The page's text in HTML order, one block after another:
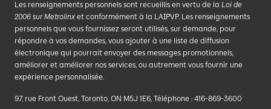
Les renseignements personnels sont recueillis en vertu de la Loi de
2006 sur Metrolinx et conformément à la LAIPVP. Les renseignements
personnels que vous fournissez seront utilisés, sur demande, pour
répondre à vos demandes, vous ajouter à une liste de diffusion
électronique qui pourrait envoyer des messages promotionnels,
améliorer et améliorer nos services, ou autrement vous fournir une
expérience personnalisée.
97, rue Front Ouest, Toronto, ON M5J 1E6, Téléphone : 416-869-3600